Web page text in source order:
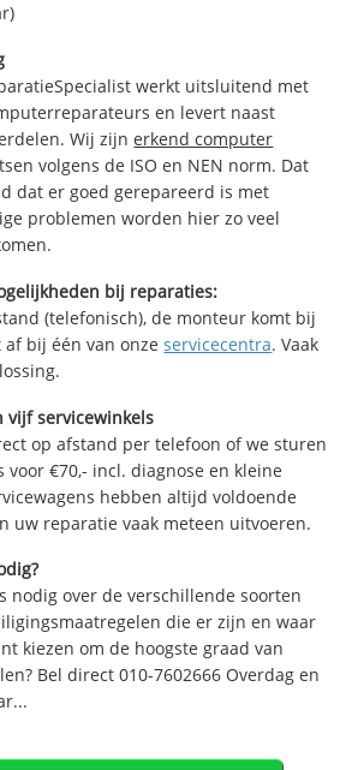
werkt uitsluitend met
en levert naast
Wij zijnerkend computer
volgens de ISO en NEN norm. Dat
dat er goed gerepareerd is met
problemen worden hier zo veel
bij reparaties:
(telefonisch), de monteur komt bij
af bij één van onzeservicecentra. Vaak
vijf servicewinkels
op afstand per telefoon of we sturen
voor €70,- incl. diagnose en kleine
hebben altijd voldoende
uw reparatie vaak meteen uitvoeren.
nodig over de verschillende soorten
die er zijn en waar
kiezen om de hoogste graad van
Bel direct 010-7602666 Overdag en